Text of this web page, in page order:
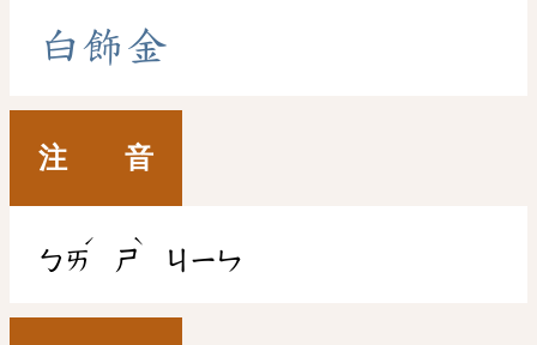
白飾金
注 音
ㄅㄞ
ˊ
ㄕ
ˋ
ㄐㄧㄣ